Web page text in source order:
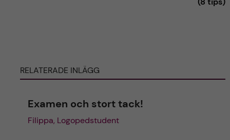
t
t
RELATERADE INLÄGG
Examen och stort tack!
Filippa, Logopedstudent